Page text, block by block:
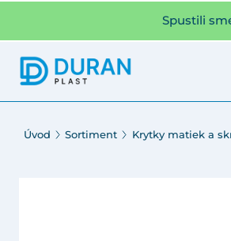
Spustili
Úvod Sortiment Krytky matiek a